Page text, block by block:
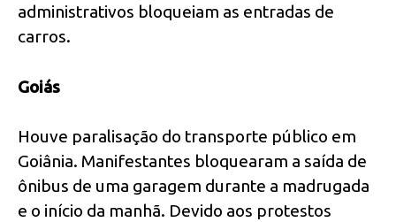
administrativos bloqueiam as entradas de
carros.
Goiás
Houve paralisação do transporte público em
Goiânia. Manifestantes bloquearam a saída de
ônibus de uma garagem durante a madrugada
e o início da manhã. Devido aos protestos